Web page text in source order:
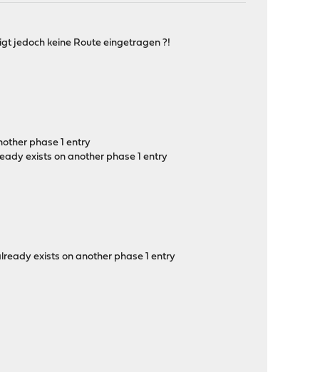
jedoch keine Route eingetragen ?!
phase 1 entry
exists on another phase 1 entry
exists on another phase 1 entry